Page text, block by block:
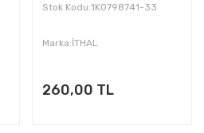
Stok Kodu:1K0798741-33
Marka:İTHAL
260,00 TL